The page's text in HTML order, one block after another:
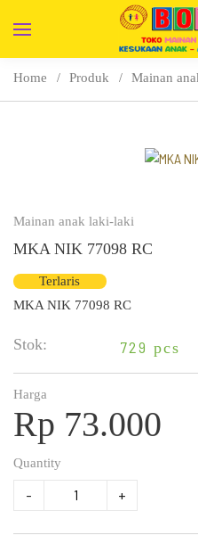
Home Produk Mainan
Mainan anak laki-laki
MKA NIK 77098 RC
Terlaris
MKA NIK 77098 RC
Stok: 729 pcs
Harga
Rp 73.000
Quantity
- +